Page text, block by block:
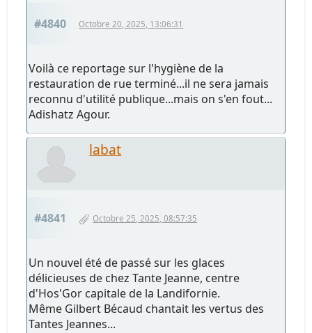
#4840 Octobre 20, 2025, 13:06:31
Voilà ce reportage sur l'hygiène de la
restauration de rue terminé...il ne sera jamais
reconnu d'utilité publique...mais on s'en fout...
Adishatz Agour.
labat
#4841 Octobre 25, 2025, 08:57:35
Un nouvel été de passé sur les glaces
délicieuses de chez Tante Jeanne, centre
d'Hos'Gor capitale de la Landifornie.
Même Gilbert Bécaud chantait les vertus des
Tantes Jeannes...